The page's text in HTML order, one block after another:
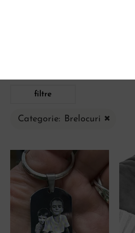
Categorie: Brelocuri ×